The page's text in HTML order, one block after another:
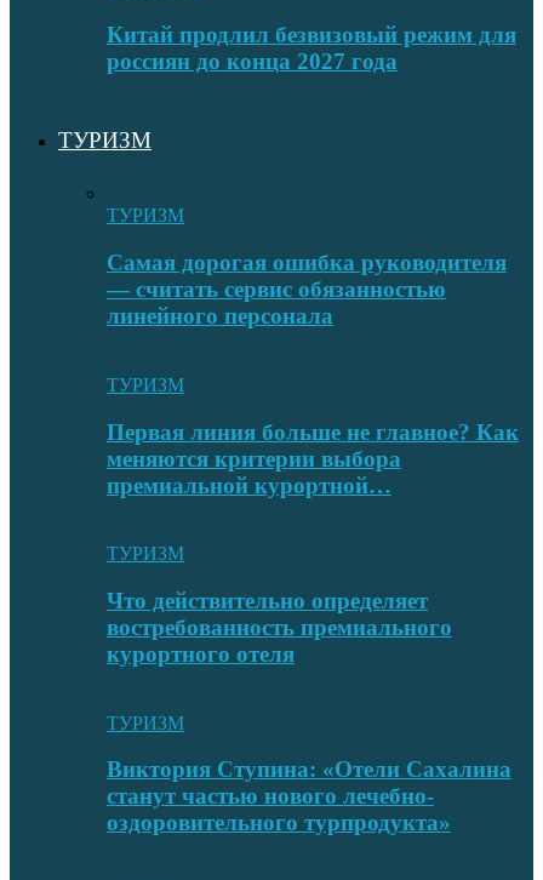
Китай продлил безвизовый режим для
россиян до конца 2027 года
ТУРИЗМ
ТУРИЗМ
Самая дорогая ошибка руководителя
— считать сервис обязанностью
линейного персонала
ТУРИЗМ
Первая линия больше не главное? Как
меняются критерии выбора
премиальной курортной…
ТУРИЗМ
Что действительно определяет
востребованность премиального
курортного отеля
ТУРИЗМ
Виктория Ступина: «Отели Сахалина
станут частью нового лечебно-
оздоровительного турпродукта»